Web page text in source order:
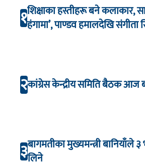
१शिक्षाका हस्तीहरू बने कलाकार,
हंगामा’, पाण्डव हमालदेखि
२कांग्रेस केन्द्रीय समिति बैठक आज
३बागमतीका मुख्यमन्त्री बानियाँले ३
लिने